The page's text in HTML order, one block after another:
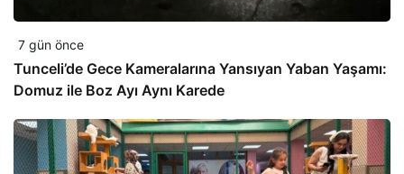
7 gün önce
Tunceli’de Gece Kameralarına Yansıyan Yaban Yaşamı:
Domuz ile Boz Ayı Aynı Karede